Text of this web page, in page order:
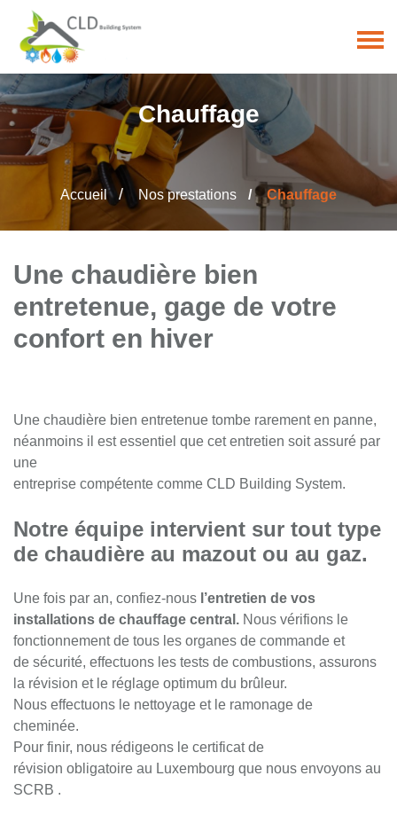
Chauffage
Accueil Nos prestations Chauffage
Une chaudière bien
entretenue, gage de votre
confort en hiver
​​​​​​​Une chaudière bien entretenue tombe rarement en panne,
néanmoins il est essentiel que cet entretien soit assuré par
une
entreprise compétente comme CLD Building System.
Notre équipe intervient sur tout type
de chaudière au mazout ou au gaz.
Une fois par an, confiez-nous l’entretien de vos
installations de chauffage central. Nous vérifions le
fonctionnement de tous les organes de commande et
de sécurité, effectuons les tests de combustions, assurons
la révision et le réglage optimum du brûleur.
Nous effectuons le nettoyage et le ramonage de
cheminée.
Pour finir, nous rédigeons le certificat de
révision obligatoire au Luxembourg que nous envoyons au
SCRB .